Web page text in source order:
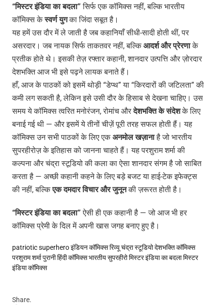
“मिस्टर इंडिया का बदला” सिर्फ एक कॉमिक्स नहीं, बल्कि भारतीय
कॉमिक्स केस्वर्ण युगका जिंदा सबूत है।
यह हमें उस दौर में ले जाती है जब कहानियाँ सीधी-सादी होती थीं, पर
असरदार। जब नायक सिर्फ ताकतवर नहीं, बल्किआदर्श और प्रेरणाके
प्रतीक होते थे। इसकी तेज़ रफ्तार कहानी, शानदार उत्पत्ति और ज़ोरदार
देशभक्ति आज भी इसे पढ़ने लायक बनाते हैं।
हाँ, आज के पाठकों को इसमें थोड़ी “डेप्थ” या “किरदारों की जटिलता” की
कमी लग सकती है, लेकिन इसे उसी दौर के हिसाब से देखना चाहिए। उस
समय ये कॉमिक्स त्वरित मनोरंजन, रोमांच औरदेशभक्ति के संदेशके लिए
बनाई गई थी — और इसमें ये तीनों चीज़ें पूरी तरह सफल होती हैं। यह
कॉमिक्स उन सभी पाठकों के लिए एकअनमोल खज़ानाहै जो भारतीय
सुपरहीरोज़ के इतिहास को जानना चाहते हैं। यह परशुराम शर्मा की
कल्पना और चंद्रा स्टूडियो की कला का ऐसा शानदार संगम है जो साबित
करता है — अच्छी कहानी कहने के लिए बड़े बजट या हाई-टेक इफेक्ट्स
की नहीं, बल्किएक दमदार विचार और जुनूनकी ज़रूरत होती है।
“मिस्टरइंडियाकाबदला” ऐसी ही एक कहानी है — जो आज भी हर
कॉमिक्स प्रेमी के दिल में अपनी खास जगह बनाए हुए है।
patriotic superheroइंडियन कॉमिक्स रिव्यूचंद्रा स्टूडियोदेशभक्ति कॉमिक्स
परशुराम शर्मापुरानी हिंदी कॉमिक्सभारतीय सुपरहीरोमिस्टर इंडिया का बदलामिस्टर
इंडिया कॉमिक्स
Share.